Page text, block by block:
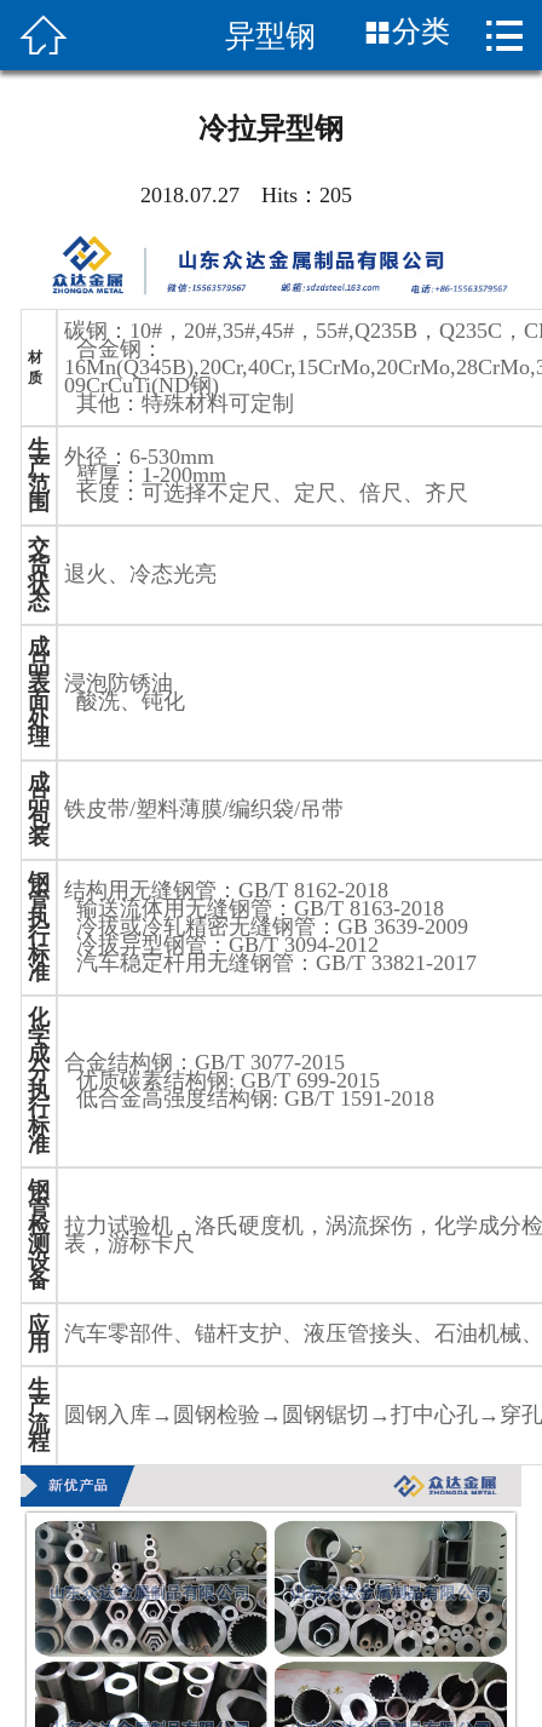
 首页
产品知识
客服服务
联系我们
 异型钢 分类 
冷拉异型钢
2018.07.27 Hits： 205
材
质
碳钢： 10#， 20#,35#,45#， 55#,Q235B ， Q235C ，
合金钢：
09CrCuTi(ND钢)
其他：特殊材料可定制
生
产
范
围
外径： 6-530mm
壁厚： 1-200mm
长度：可选择不定尺、定尺、倍尺、齐尺
交
货
状
态
退火、冷态光亮
成
品
表
面
处
理
浸泡防锈油
酸洗、钝化
成
品
包
装
铁皮带/塑料薄膜/编织袋/吊带
钢
管
执
行
标
准
结构用无缝钢管： GB/T 8162-2018
输送流体用无缝钢管： GB/T 8163-2018
冷拔或冷轧精密无缝钢管： GB 3639-2009
冷拔异型钢管：GB/T 3094-2012
汽车稳定杆用无缝钢管： GB/T 33821-2017
化
学
成
分
执
行
标
准
合金结构钢： GB/T 3077-2015
优质碳素结构钢: GB/T 699-2015
低合金高强度结构钢: GB/T 1591-2018
钢
管
检
测
设
备
拉力试验机，洛氏硬度机，涡流探伤，化学成分
表，游标卡尺
应
用 汽车零部件、锚杆支护、液压管接头、石油机械
生
产
流
程
圆钢入库→ 圆钢检验 → 圆钢锯切 →打中心孔→ 穿孔